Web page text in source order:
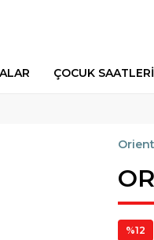
ÇOCUK SAATLERİ
Orient
%12